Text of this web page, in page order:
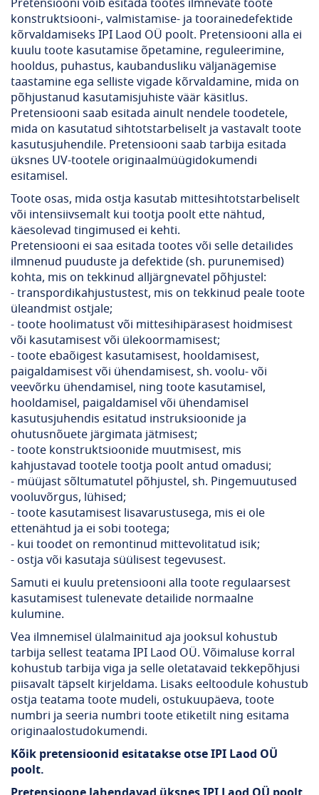
konstruktsiooni-, valmistamise- ja toorainedefektide
kõrvaldamiseks IPI Laod OÜ poolt. Pretensiooni alla ei
kuulu toote kasutamise õpetamine, reguleerimine,
hooldus, puhastus, kaubandusliku väljanägemise
taastamine ega selliste vigade kõrvaldamine, mida on
põhjustanud kasutamisjuhiste väär käsitlus.
Pretensiooni saab esitada ainult nendele toodetele,
mida on kasutatud sihtotstarbeliselt ja vastavalt toote
kasutusjuhendile. Pretensiooni saab tarbija esitada
üksnes UV-tootele originaalmüügidokumendi
esitamisel.
Toote osas, mida ostja kasutab mittesihtotstarbeliselt
või intensiivsemalt kui tootja poolt ette nähtud,
käesolevad tingimused ei kehti.
Pretensiooni ei saa esitada tootes või selle detailides
ilmnenud puuduste ja defektide (sh. purunemised)
kohta, mis on tekkinud alljärgnevatel põhjustel:
- transpordikahjustustest, mis on tekkinud peale toote
üleandmist ostjale;
- toote hoolimatust või mittesihipärasest hoidmisest
või kasutamisest või ülekoormamisest;
- toote ebaõigest kasutamisest, hooldamisest,
paigaldamisest või ühendamisest, sh. voolu- või
veevõrku ühendamisel, ning toote kasutamisel,
hooldamisel, paigaldamisel või ühendamisel
kasutusjuhendis esitatud instruksioonide ja
ohutusnõuete järgimata jätmisest;
- toote konstruktsioonide muutmisest, mis
kahjustavad tootele tootja poolt antud omadusi;
- müüjast sõltumatutel põhjustel, sh. Pingemuutused
vooluvõrgus, lühised;
- toote kasutamisest lisavarustusega, mis ei ole
ettenähtud ja ei sobi tootega;
- kui toodet on remontinud mittevolitatud isik;
- ostja või kasutaja süülisest tegevusest.
Samuti ei kuulu pretensiooni alla toote regulaarsest
kasutamisest tulenevate detailide normaalne
kulumine.
Vea ilmnemisel ülalmainitud aja jooksul kohustub
tarbija sellest teatama IPI Laod OÜ. Võimaluse korral
kohustub tarbija viga ja selle oletatavaid tekkepõhjusi
piisavalt täpselt kirjeldama. Lisaks eeltoodule kohustub
ostja teatama toote mudeli, ostukuupäeva, toote
numbri ja seeria numbri toote etiketilt ning esitama
originaalostudokumendi.
Kõik pretensioonid esitatakse otse IPI Laod OÜ
poolt.